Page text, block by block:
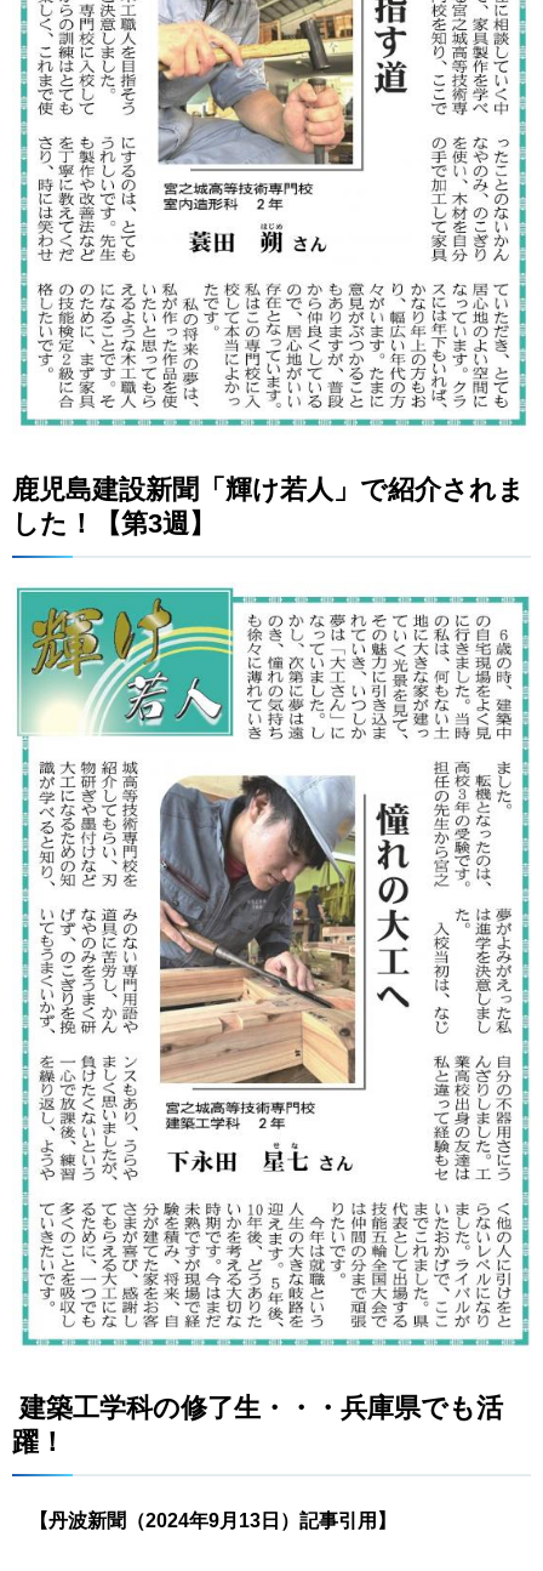
鹿児島建設新聞「輝け若人」で紹介されま
した！【第3週】
建築工学科の修了生・・・兵庫県でも活
躍！
【丹波新聞（2024年9月13日）記事引用】